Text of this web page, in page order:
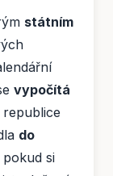
státním
vypočítá
republice
do
si